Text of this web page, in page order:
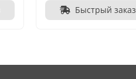
Быстрый заказ